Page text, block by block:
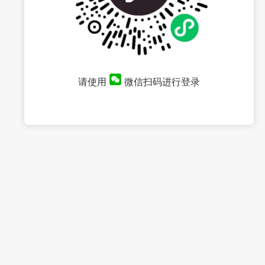
请使用 微信扫码进行登录